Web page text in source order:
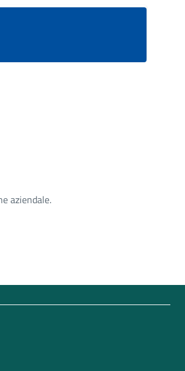
aziendale.